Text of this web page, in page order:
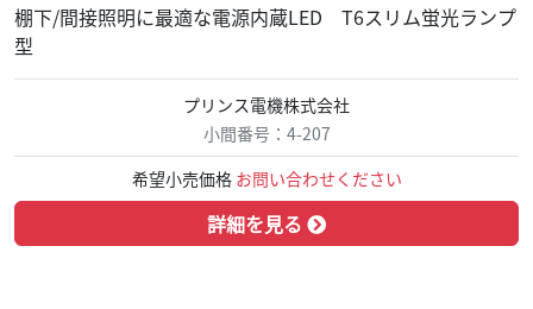
棚下/間接照明に最適な電源内蔵LED T6スリム蛍光ランプ
型
プリンス電機株式会社
小間番号：4-207
希望小売価格 お問い合わせください
詳細を見る